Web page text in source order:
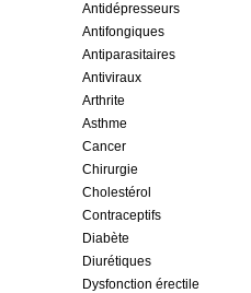
Antidépresseurs
Antifongiques
Antiparasitaires
Antiviraux
Arthrite
Asthme
Cancer
Chirurgie
Cholestérol
Contraceptifs
Diabète
Diurétiques
Dysfonction érectile